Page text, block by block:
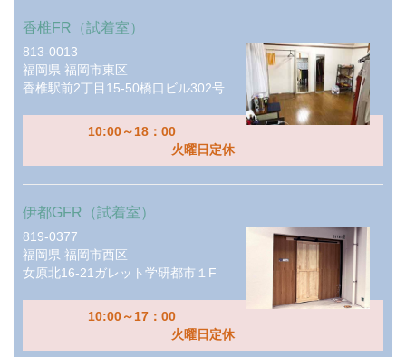
香椎FR（試着室）
813-0013
福岡県 福岡市東区
香椎駅前2丁目15-50橋口ビル302号
10:00～18：00
火曜日定休
伊都GFR（試着室）
819-0377
福岡県 福岡市西区
女原北16-21ガレット学研都市１F
10:00～17：00
火曜日定休